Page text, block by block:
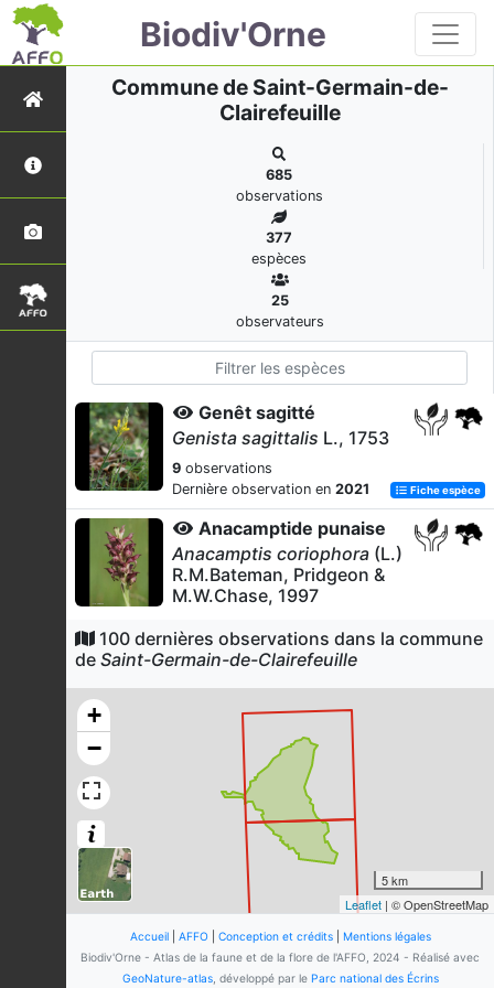
Biodiv'Orne
Commune de Saint-Germain-de-
Clairefeuille
685
observations
377
espèces
25
observateurs
Genêt sagitté
Genista sagittalis L., 1753
9 observations
Dernière observation en 2021 Fiche espèce
Anacamptide punaise
Anacamptis coriophora (L.)
R.M.Bateman, Pridgeon &
M.W.Chase, 1997
Dernière observation en2026 Fiche espèce
Coeloglosse vert
Coeloglossum viride(L.)
Hartm., 1820
observations
Dernière observation en
2018
Genêt des teinturiers
Genista tinctoria
L., 1753
observations
Dernière observation en
2026 Fiche espèce
Grenouille rousse (La)
Rana temporariaLinnaeus,
100 dernières observations dans la commune
de Saint-Germain-de-Clairefeuille
+
−
5 km
Leaflet | © OpenStreetMap
Accueil| AFFO| Conception et crédits| Mentions légales
Biodiv'Orne - Atlas de la faune et de la flore de l'AFFO, 2024 - Réalisé avec
GeoNature-atlas, développé par le Parc national des Écrins